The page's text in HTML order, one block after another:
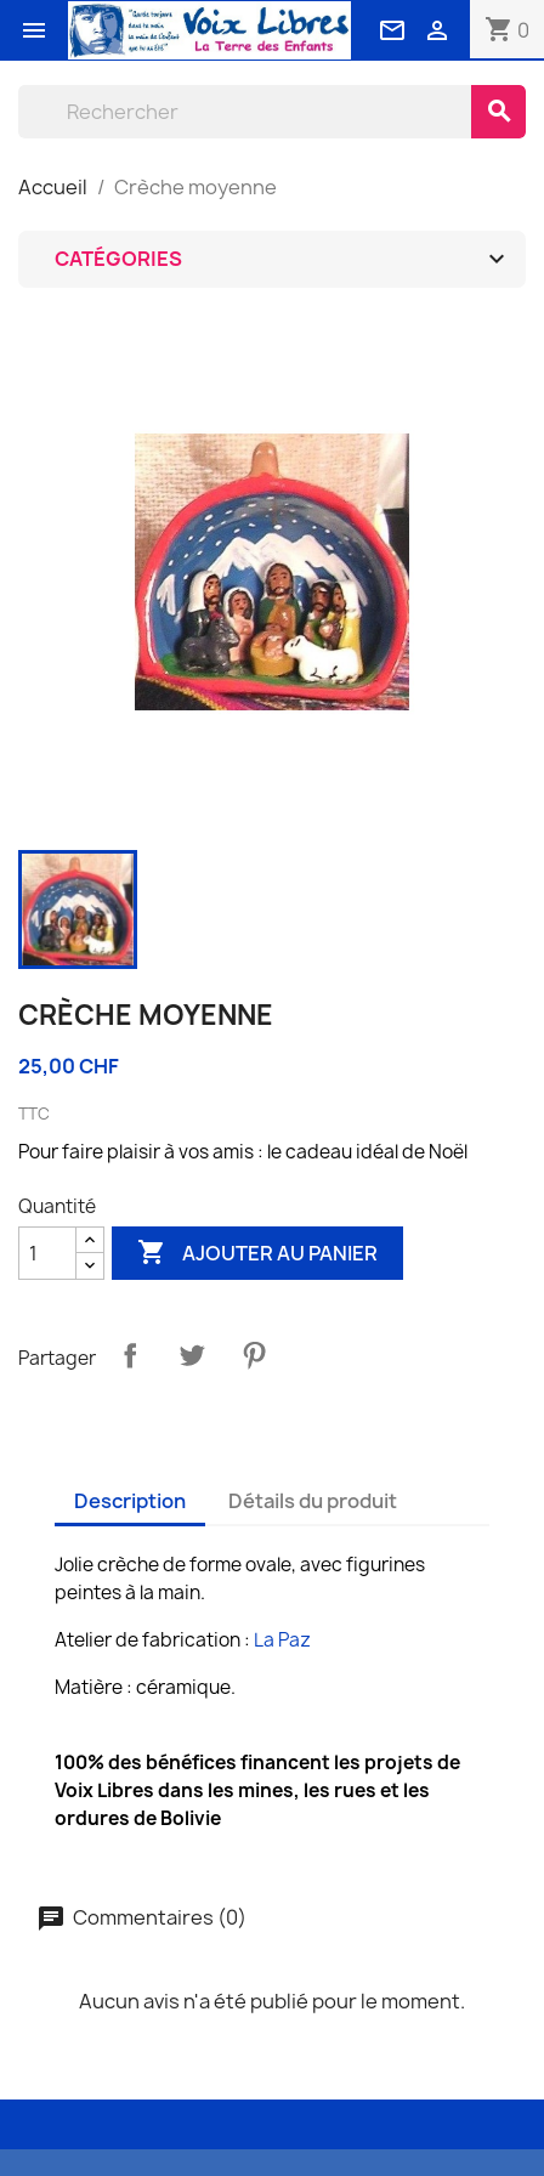
 shopping_cart 0
 
search
Accueil Crèche moyenne
CATÉGORIES 
CRÈCHE MOYENNE
25,00 CHF
TTC
Pour faire plaisir à vos amis : le cadeau idéal de Noël
Quantité
 AJOUTER AU PANIER
Partager
Description Détails du produit
Jolie crèche de forme ovale, avec figurines
peintes à la main.
Atelier de fabrication : La Paz
Matière : céramique.
100% des bénéfices financent les projets de
Voix Libres dans les mines, les rues et les
ordures de Bolivie
Commentaires (0)
Aucun avis n'a été publié pour le moment.